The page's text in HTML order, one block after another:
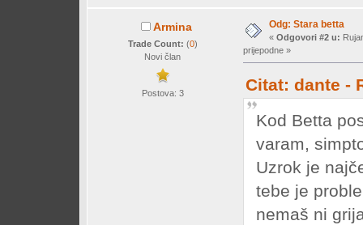
Armina
Trade Count: (0)
Novi član
Postova: 3
Odg: Stara betta
« Odgovori #2 u:
prijepodne »
Citat: dante -
Kod Betta
varam,
Uzrok je
tebe je
nemaš ni